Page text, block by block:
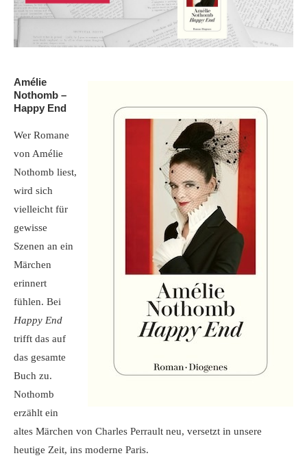
Amélie
Nothomb –
Happy End
Wer Romane
von Amélie
Nothomb liest,
wird sich
vielleicht für
gewisse
Szenen an ein
Märchen
erinnert
fühlen. Bei
Happy End
trifft das auf
das gesamte
Buch zu.
Nothomb
erzählt ein
altes Märchen von Charles Perrault neu, versetzt in unsere
heutige Zeit, ins moderne Paris.